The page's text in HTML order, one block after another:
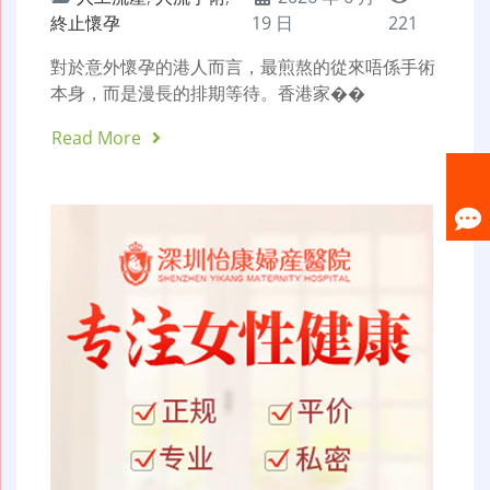
終止懷孕
19 日
221
對於意外懷孕的港人而言，最煎熬的從來唔係手術
本身，而是漫長的排期等待。香港家��
Read More